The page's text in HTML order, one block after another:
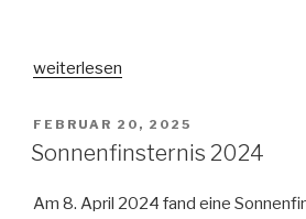
„Ist
ein
Planet?
mal)“
weiterlesen
VERÖFFENTLICHT
AM
FEBRUAR 20, 2025
Sonnenfinsternis 2024
Am 8. April 2024 fand eine